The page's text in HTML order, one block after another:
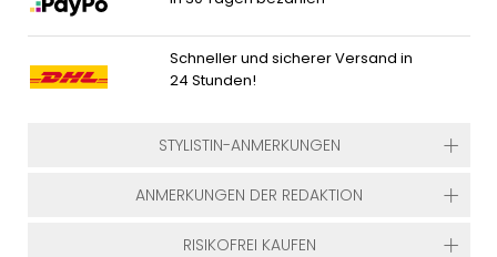
Schneller und sicherer Versand in
24 Stunden!
STYLISTIN-ANMERKUNGEN
ANMERKUNGEN DER REDAKTION
RISIKOFREI KAUFEN